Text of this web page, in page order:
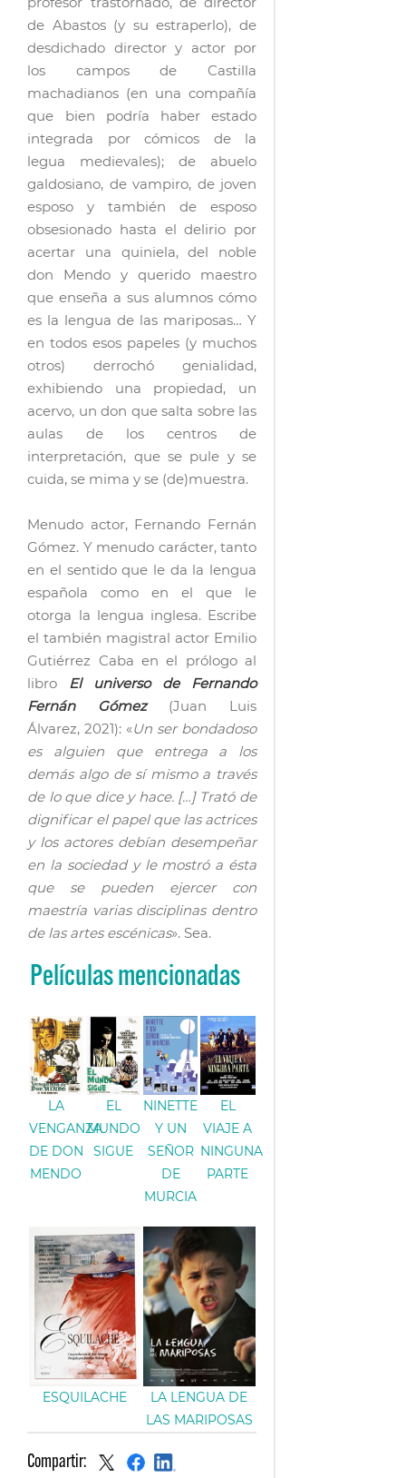
de Abastos (y su estraperlo), de
desdichado director y actor por
los campos de Castilla
machadianos (en una compañía
que bien podría haber estado
integrada por cómicos de la
legua medievales); de abuelo
galdosiano, de vampiro, de joven
esposo y también de esposo
obsesionado hasta el delirio por
acertar una quiniela, del noble
don Mendo y querido maestro
que enseña a sus alumnos cómo
es la lengua de las mariposas… Y
en todos esos papeles (y muchos
otros) derrochó genialidad,
exhibiendo una propiedad, un
acervo, un don que salta sobre las
aulas de los centros de
interpretación, que se pule y se
cuida, se mima y se (de)muestra.
Menudo actor, Fernando Fernán
Gómez. Y menudo carácter, tanto
en el sentido que le da la lengua
española como en el que le
otorga la lengua inglesa. Escribe
el también magistral actor Emilio
Gutiérrez Caba en el prólogo al
libro El universo de Fernando
Fernán Gómez(Juan Luis
Álvarez, 2021): «Un ser bondadoso
es alguien que entrega a los
demás algo de sí mismo a través
de lo que dice y hace. […] Trató de
dignificar el papel que las actrices
y los actores debían desempeñar
en la sociedad y le mostró a ésta
que se pueden ejercer con
maestría varias disciplinas dentro
de las artes escénicas». Sea.
Películas mencionadas
LA
VENGANZA
DE DON
MENDO
EL
MUNDO
SIGUE
NINETTE
Y UN
SEÑOR
DE
MURCIA
EL
VIAJE A
NINGUNA
PARTE
ESQUILACHE
LA LENGUA DE
LAS MARIPOSAS
Compartir: